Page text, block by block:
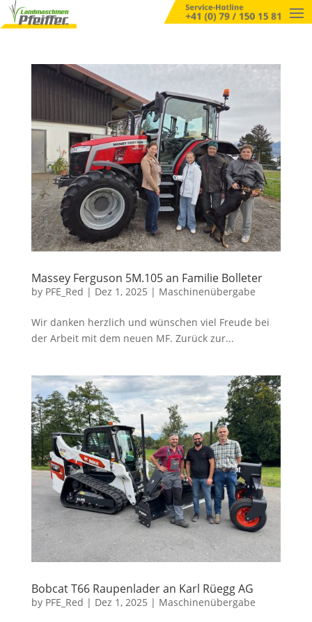
Massey Ferguson 5M.105 an Familie Bolleter
by PFE_Red | Dez 1, 2025 | Maschinenübergabe
Wir danken herzlich und wünschen viel Freude bei
der Arbeit mit dem neuen MF. Zurück zur...
Bobcat T66 Raupenlader an Karl Rüegg AG
by PFE_Red | Dez 1, 2025 | Maschinenübergabe